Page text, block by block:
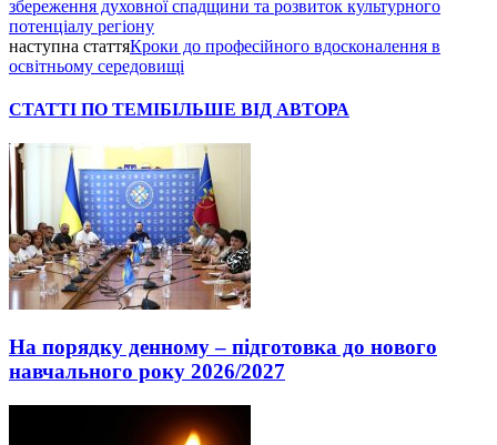
збереження духовної спадщини та розвиток культурного
потенціалу регіону
наступна статтяКроки до професійного вдосконалення в
освітньому середовищі
СТАТТІ ПО ТЕМІБІЛЬШЕ ВІД АВТОРА
На порядку денному – підготовка до нового
навчального року 2026/2027